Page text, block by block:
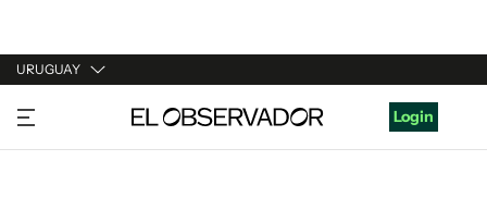
URUGUAY
URUGUAY
ARGENTINA
Login